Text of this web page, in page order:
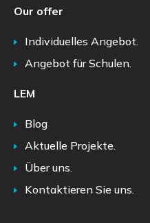
Our offer
Individuelles Angebot.
Angebot für Schulen.
LEM
Blog
Aktuelle Projekte.
Über uns.
Kontaktieren Sie uns.